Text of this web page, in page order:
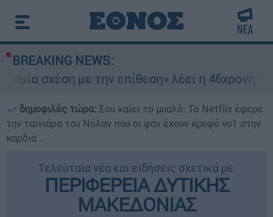
BREAKING NEWS:
την επίθεση» λέει η 46χρονη - Τι
δημοφιλές τώρα: Σου καίει το μυαλό: Το Netflix έφερε
την ταινιάρα του Νόλαν που οι φαν έχουν κρυφό νο1 στην
καρδιά...
Τελευταία νέα και ειδήσεις σχετικά με:
ΠΕΡΙΦΕΡΕΙΑ ΔΥΤΙΚΗΣ
ΜΑΚΕΔΟΝΙΑΣ